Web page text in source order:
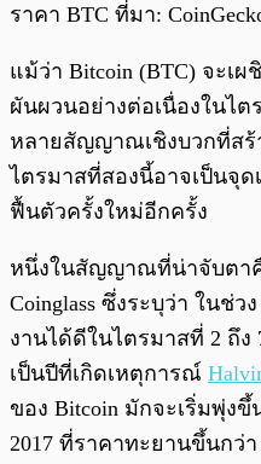
ราคา BTC ที่มา:
แม้ว่า Bitcoin (BTC) จะเ
ผันผวนอย่างต่อเนื่องในไ
หลายสัญญาณเชิงบวกที่สร้
ไตรมาสที่สองนี้อาจเป็นจุ
ฟื้นตัวครั้งใหม่อีกครั้ง
หนึ่งในสัญญาณที่น่าจับตา
Coinglass ซึ่งระบุว่า ในช่
งานได้ดีในไตรมาสที่ 2 ถึง
เป็นปีที่เกิดเหตุการณ์
ของ Bitcoin มักจะเริ่มพุ่ง
2017 ที่ราคาทะยานขึ้นกว่